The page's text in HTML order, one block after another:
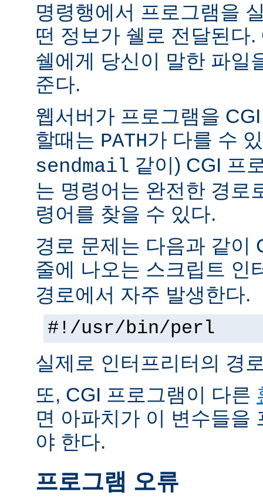
명령행에서 프로그램을
떤 정보가 쉘로 전달된다
쉘에게 당신이 말한 파일
준다.
웹서버가 프로그램을
할때는 PATH가 다를 수
sendmail 같이) CGI 프
는 명령어는 완전한 경로
령어를 찾을 수 있다.
경로 문제는 다음과 같이
줄에 나오는 스크립트 인
경로에서 자주 발생한다.
#!/usr/bin/perl
실제로 인터프리터의 경
또, CGI 프로그램이 다른
면 아파치가 이 변수들을
야 한다.
프로그램 오류